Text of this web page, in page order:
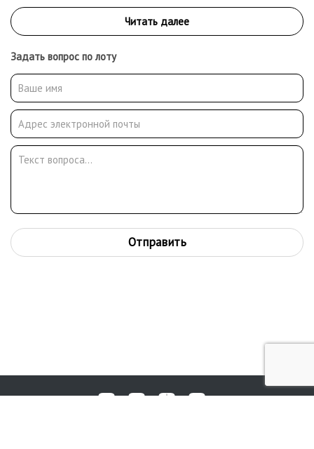
серию плакатов-лубков. Занимался книжной графикой,
сотрудничал в издательствах «Детская литература»,
«Малыш», «Молодая гвардия» и других.Автор графических и
живописных серий «Строительство канала "Москва-Волга"»,
«Там, где будет ГЭС», «Пейзажи Подмосковья»,
«Паланга».Участвовал в выставках «Современное книжное
искусство» в Кёльне (1928), «Плакат на службе пятилетки» в
Москве (1932) и других.
Задать вопрос по лоту
Отправить